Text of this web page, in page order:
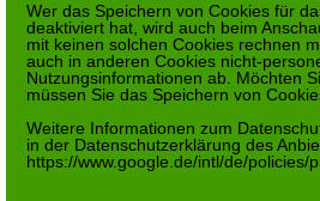
Wer das Speichern von Cookies für
deaktiviert hat, wird auch beim
mit keinen solchen Cookies rechnen
auch in anderen Cookies nicht-
Nutzungsinformationen ab. Möchten
müssen Sie das Speichern von
Weitere Informationen zum
in der Datenschutzerklärung des
https://www.google.de/intl/de/policies/